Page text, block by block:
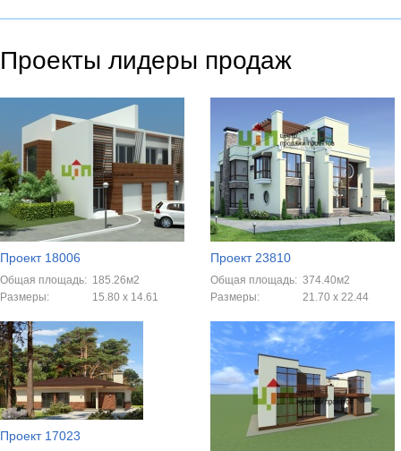
Проекты лидеры продаж
Проект 18006
Общая площадь: 185.26м2
Размеры:
15.80 x 14.61
Проект 23810
Общая площадь: 374.40м2
Размеры:
21.70 x 22.44
Проект 17023